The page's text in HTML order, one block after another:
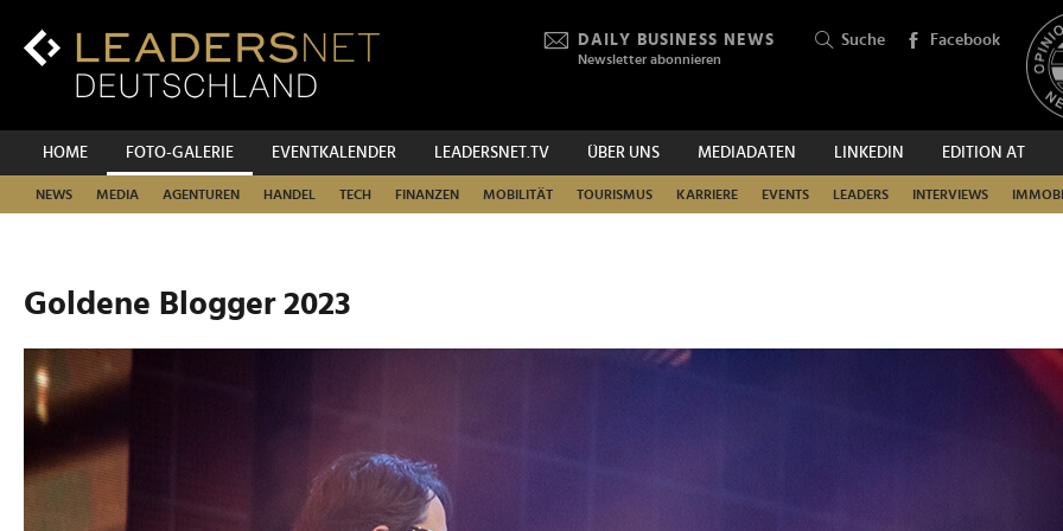
Inhalt
Hauptnavigation
DAILY BUSINESS NEWS
Newsletter abonnieren
Suche Facebook
HOME FOTO-GALERIE EVENTKALENDER LEADERSNET.TV ÜBER UNS MEDIADATEN LINKEDIN EDITION AT
NEWS MEDIA AGENTUREN HANDEL TECH FINANZEN MOBILITÄT TOURISMUS KARRIERE EVENTS LEADERS INTERVIEWS
SUCHEN
Goldene Blogger 2023